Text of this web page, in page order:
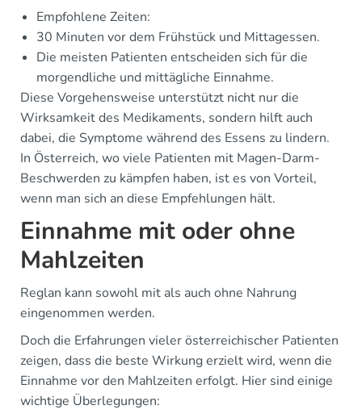
Empfohlene Zeiten:
30 Minuten vor dem Frühstück und Mittagessen.
Die meisten Patienten entscheiden sich für die
morgendliche und mittägliche Einnahme.
Diese Vorgehensweise unterstützt nicht nur die
Wirksamkeit des Medikaments, sondern hilft auch
dabei, die Symptome während des Essens zu lindern.
In Österreich, wo viele Patienten mit Magen-Darm-
Beschwerden zu kämpfen haben, ist es von Vorteil,
wenn man sich an diese Empfehlungen hält.
Einnahme mit oder ohne
Mahlzeiten
Reglan kann sowohl mit als auch ohne Nahrung
eingenommen werden.
Doch die Erfahrungen vieler österreichischer Patienten
zeigen, dass die beste Wirkung erzielt wird, wenn die
Einnahme vor den Mahlzeiten erfolgt. Hier sind einige
wichtige Überlegungen: